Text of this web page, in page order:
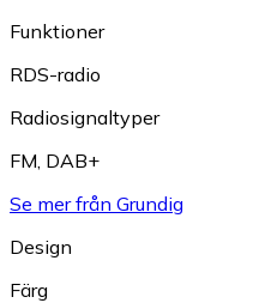
Funktioner
RDS-radio
Radiosignaltyper
FM DAB+
Se mer från Grundig
Design
Färg